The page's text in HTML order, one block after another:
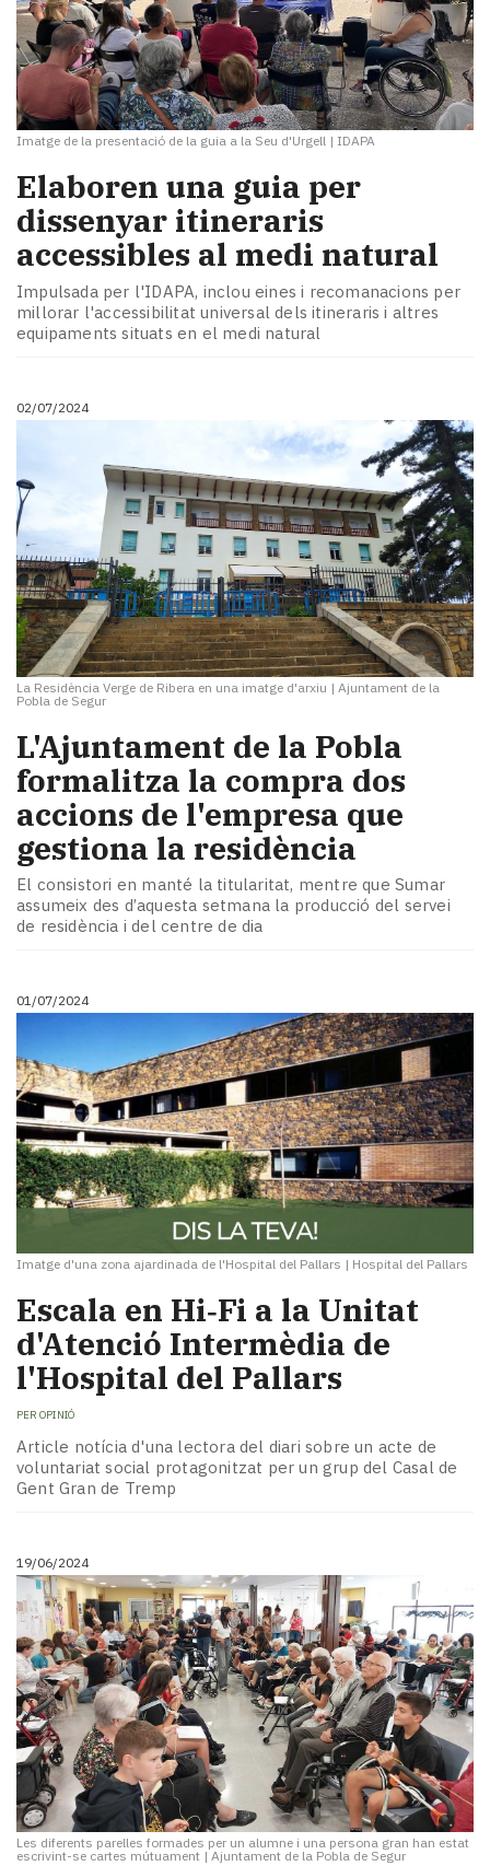
Imatge de la presentació de la guia a la Seu d'Urgell | IDAPA
Elaboren una guia per
dissenyar itineraris
accessibles al medi natural
Impulsada per l'IDAPA, inclou eines i recomanacions per
millorar l'accessibilitat universal dels itineraris i altres
equipaments situats en el medi natural
02/07/2024
La Residència Verge de Ribera en una imatge d'arxiu | Ajuntament de la
Pobla de Segur
L'Ajuntament de la Pobla
formalitza la compra dos
accions de l'empresa que
gestiona la residència
El consistori en manté la titularitat, mentre que Sumar
assumeix des d’aquesta setmana la producció del servei
de residència i del centre de dia
01/07/2024
Imatge d'una zona ajardinada de l'Hospital del Pallars | Hospital del Pallars
Escala en Hi‑Fi a la Unitat
d'Atenció Intermèdia de
l'Hospital del Pallars
PER OPINIÓ
Article notícia d'una lectora del diari sobre un acte de
voluntariat social protagonitzat per un grup del Casal de
Gent Gran de Tremp
19/06/2024
Les diferents parelles formades per un alumne i una persona gran han estat
escrivint-se cartes mútuament | Ajuntament de la Pobla de Segur